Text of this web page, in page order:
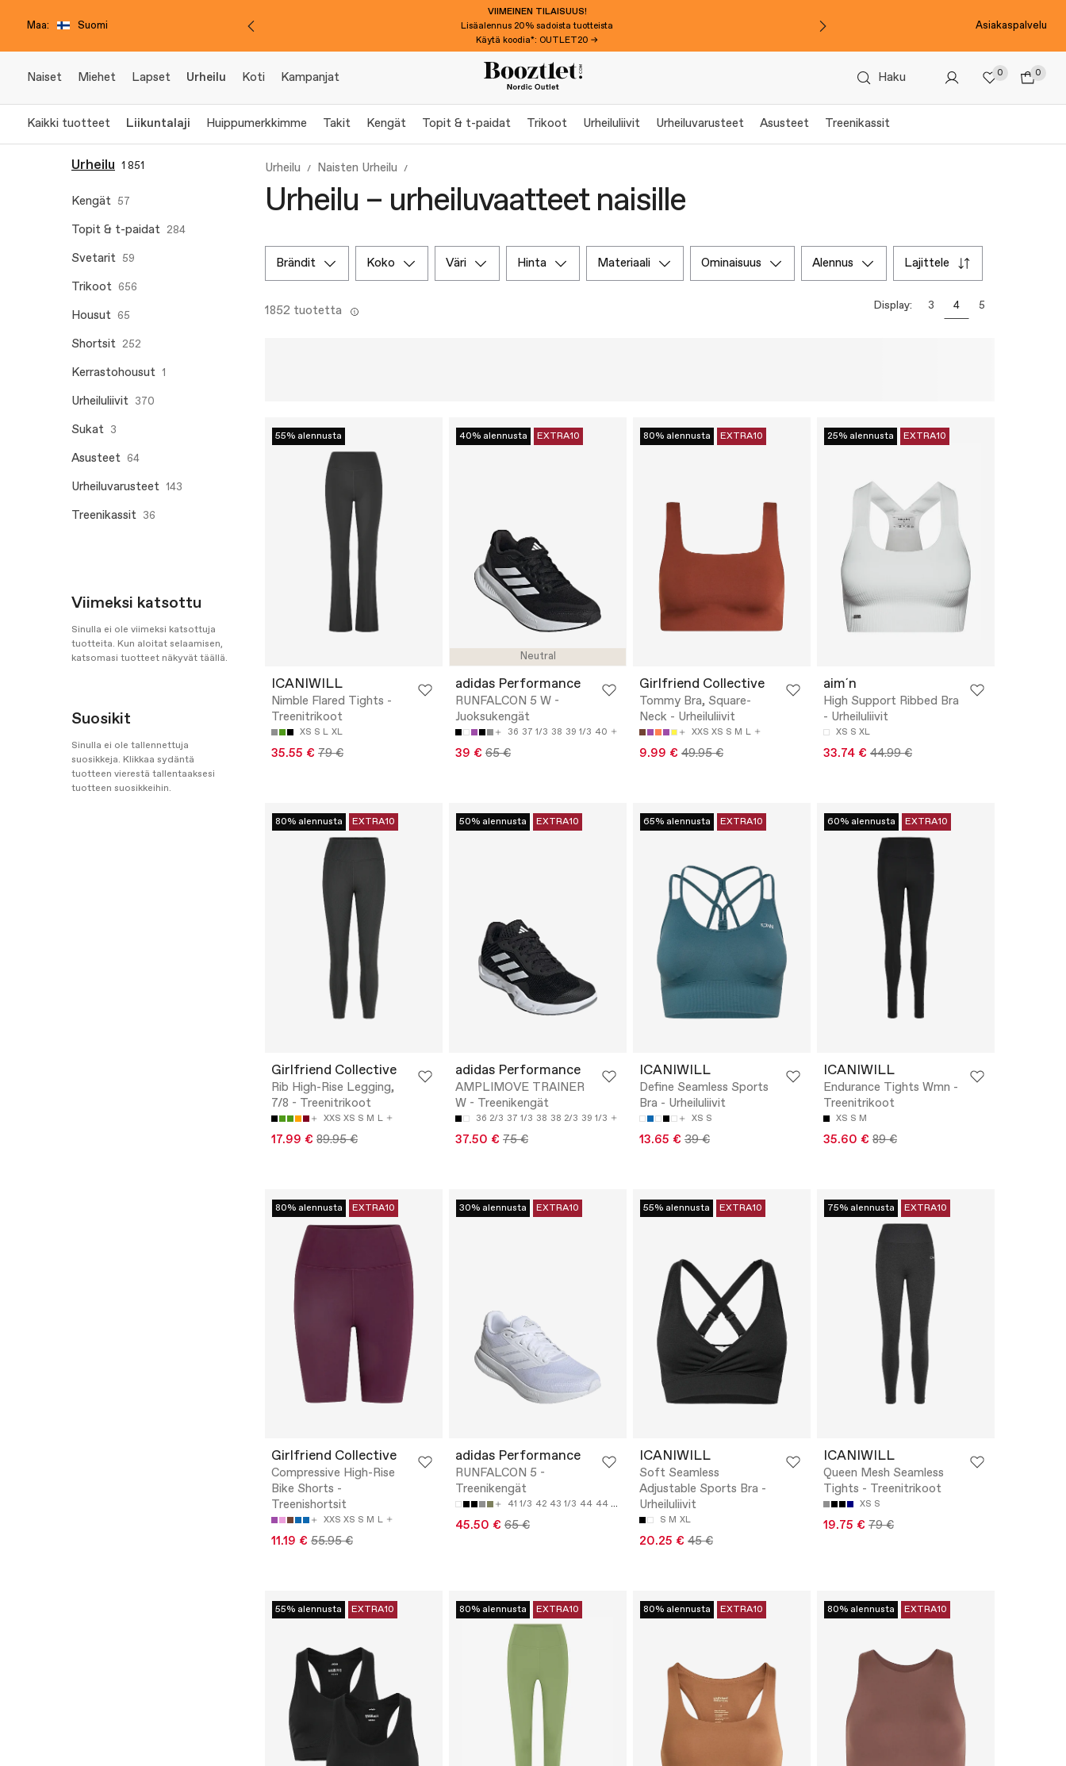
Maa: Suomi
VIIMEINEN TILAISUUS!
Lisäalennus 20% sadoista tuotteista
Käytä koodia*: OUTLET20 →
Asiakaspalvelu
Naiset Miehet Lapset Urheilu Koti Kampanjat Haku 0 0
Kaikki tuotteet Liikuntalaji Huippumerkkimme Takit Kengät Topit & t-paidat Trikoot Urheiluliivit Urheiluvarusteet Asusteet Treenikassit
Urheilu 1 851
Kengät 57
Topit & t-paidat 284
Svetarit 59
Trikoot 656
Housut 65
Shortsit 252
Kerrastohousut 1
Urheiluliivit 370
Sukat 3
Asusteet 64
Urheiluvarusteet 143
Treenikassit 36
Viimeksi katsottu
Sinulla ei ole viimeksi katsottuja
tuotteita. Kun aloitat selaamisen,
katsomasi tuotteet näkyvät täällä.
Suosikit
Sinulla ei ole tallennettuja
suosikkeja. Klikkaa sydäntä
tuotteen vierestä tallentaaksesi
tuotteen suosikkeihin.
Urheilu Naisten Urheilu
Urheilu – urheiluvaatteet naisille
brändit koko väri hinta materiaali ominaisuus alennus lajittele
1852 tuotetta Display: 3 4 5
55% alennusta
ICANIWILL
Nimble Flared Tights -
Treenitrikoot
XS S L XL
35.55 € 79 €
Neutral
40% alennusta EXTRA10
adidas Performance
RUNFALCON 5 W -
Juoksukengät
36 37 1/3 38 39 1/3 40
39 € 65 €
80% alennusta EXTRA10
Girlfriend Collective
Tommy Bra, Square-
Neck - Urheiluliivit
XXS XS S M L
9.99 € 49.95 €
25% alennusta EXTRA10
aim´n
High Support Ribbed Bra
- Urheiluliivit
XS S XL
33.74 € 44.99 €
80% alennusta EXTRA10
Girlfriend Collective
Rib High-Rise Legging,
7/8 - Treenitrikoot
XXS XS S M L
17.99 € 89.95 €
50% alennusta EXTRA10
adidas Performance
AMPLIMOVE TRAINER
W - Treenikengät
36 2/3 37 1/3 38 38 2/3 39 1/3
37.50 € 75 €
65% alennusta EXTRA10
ICANIWILL
Define Seamless Sports
Bra - Urheiluliivit
XS S
13.65 € 39 €
60% alennusta EXTRA10
ICANIWILL
Endurance Tights Wmn -
Treenitrikoot
XS S M
35.60 € 89 €
80% alennusta EXTRA10
Girlfriend Collective
Compressive High-Rise
Bike Shorts -
Treenishortsit
XXS XS S M L
11.19 € 55.95 €
30% alennusta EXTRA10
adidas Performance
RUNFALCON 5 -
Treenikengät
41 1/3 42 43 1/3 44 44 2/3
45.50 € 65 €
55% alennusta EXTRA10
ICANIWILL
Soft Seamless
Adjustable Sports Bra -
Urheiluliivit
S M XL
20.25 € 45 €
75% alennusta EXTRA10
ICANIWILL
Queen Mesh Seamless
Tights - Treenitrikoot
XS S
19.75 € 79 €
55% alennusta EXTRA10 80% alennusta EXTRA10 80% alennusta EXTRA10 80% alennusta EXTRA10